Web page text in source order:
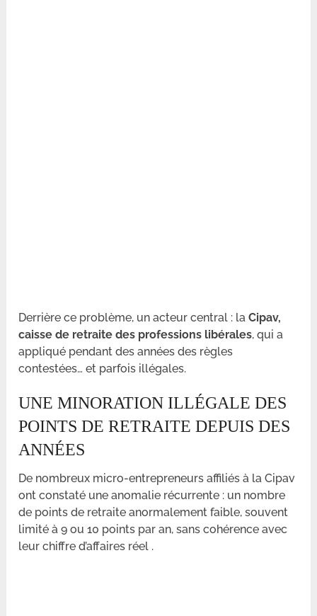
Derrière ce problème, un acteur central : laCipav,
caisse de retraite des professions libérales, qui a
appliqué pendant des années des règles
contestées… et parfois illégales.
UNE MINORATION ILLÉGALE DES
POINTS DE RETRAITE DEPUIS DES
ANNÉES
De nombreux micro-entrepreneurs affiliés à la Cipav
ont constaté une anomalie récurrente : un nombre
de points de retraite anormalement faible, souvent
limité à 9 ou 10 points par an, sans cohérence avec
leur chiffre d’affaires réel .